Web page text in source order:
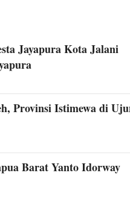
Jayapura Kota Jalani
Provinsi Istimewa di
Barat Yanto Idorway